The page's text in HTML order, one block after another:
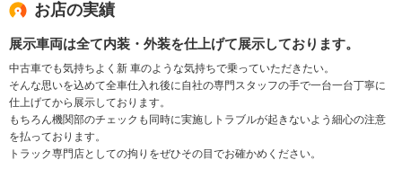
お店の実績
展示車両は全て内装・外装を仕上げて展示しております。
中古車でも気持ちよく新 車のような気持ちで乗っていただきたい。
そんな思いを込めて全車仕入れ後に自社の専門スタッフの手で一台一台丁寧に
仕上げてから展示しております。
もちろん機関部のチェックも同時に実施しトラブルが起きないよう細心の注意
を払っております。
トラック専門店としての拘りをぜひその目でお確かめください。